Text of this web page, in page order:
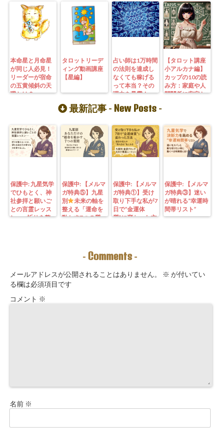
本命星と月命星
が同じ人必見！
リーダーが宿命
の五黄傾斜の天
職とは？
タロットリーデ
ィング動画講座
【星編】
占い師は1万時間
の法則を達成し
なくても稼げる
って本当？その
理由を暴露！
【タロット講座
小アルカナ編】
カップの10の読
み方：家庭や人
間関係に安定と
最新記事 - New Posts -
保護中: 九星気学
でひもとく、神
社参拝と願いご
との言霊レッス
ン—— 祈りを整
保護中: 【メルマ
ガ特典⑤】九星
別
未来の軸を
整える「運命を
動かす7つの質
ーチングできま
保護中: 【メルマ
ガ特典①】受け
取り下手な私が7
日で“金運体
質”に変わった方
九星別・金運ブ
ロックを外す開
保護中: 【メルマ
ガ特典③】迷い
が晴れる“幸運時
間帯リスト”
- Comments -
メールアドレスが公開されることはありません。 ※ が付いてい
る欄は必須項目です
コメント ※
名前 ※